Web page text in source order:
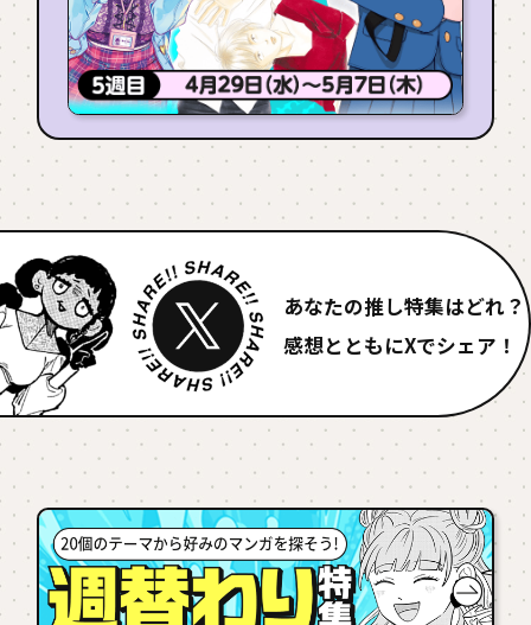
あなたの推し特集はどれ？
感想とともにXでシェア！